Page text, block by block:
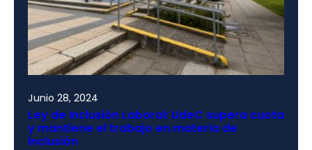
Junio 28, 2024
Ley de Inclusión Laboral: UdeC supera cuota
y mantiene el trabajo en materia de
inclusión